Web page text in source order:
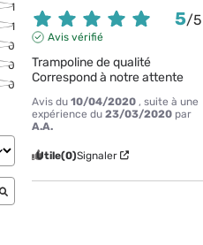
1
1
0
0
0
5/5
Avis vérifié
Trampoline de qualité
Correspond à notre attente
Avis du10/04/2020 , suite à une
expérience du23/03/2020 par
A.A.
Utile(0)Signaler